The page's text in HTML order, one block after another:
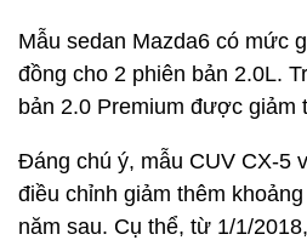
Mẫu sedan Mazda6 có mức
đồng cho 2 phiên bản 2.0L.
bản 2.0 Premium được giảm
Đáng chú ý, mẫu CUV CX-5
điều chỉnh giảm thêm
năm sau. Cụ thể, từ 1/1/